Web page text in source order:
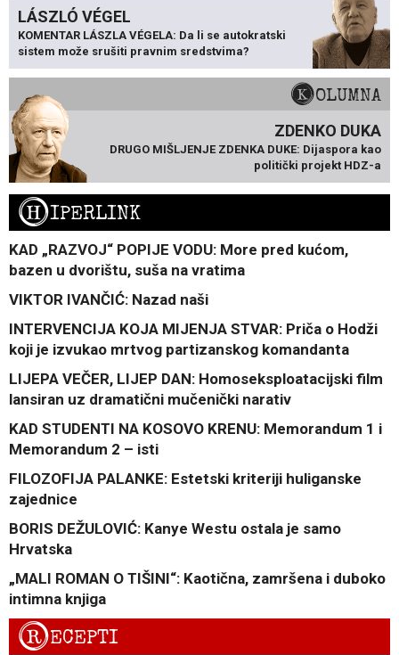
LÁSZLÓ VÉGEL
KOMENTAR LÁSZLA VÉGELA: Da li se autokratski
sistem može srušiti pravnim sredstvima?
KOLUMNA
ZDENKO DUKA
DRUGO MIŠLJENJE ZDENKA DUKE: Dijaspora kao
politički projekt HDZ-a
HIPERLINK
KAD „RAZVOJ“ POPIJE VODU: More pred kućom,
bazen u dvorištu, suša na vratima
VIKTOR IVANČIĆ: Nazad naši
INTERVENCIJA KOJA MIJENJA STVAR: Priča o Hodži
koji je izvukao mrtvog partizanskog komandanta
LIJEPA VEČER, LIJEP DAN: Homoseksploatacijski film
lansiran uz dramatični mučenički narativ
KAD STUDENTI NA KOSOVO KRENU: Memorandum 1 i
Memorandum 2 – isti
FILOZOFIJA PALANKE: Estetski kriteriji huliganske
zajednice
BORIS DEŽULOVIĆ: Kanye Westu ostala je samo
Hrvatska
„MALI ROMAN O TIŠINI“: Kaotična, zamršena i duboko
intimna knjiga
RECEPTI